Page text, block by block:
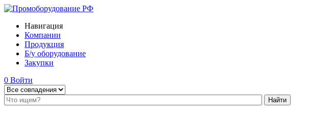
Навигация
Компании
Продукция
Б/у оборудование
Закупки
0 Войти